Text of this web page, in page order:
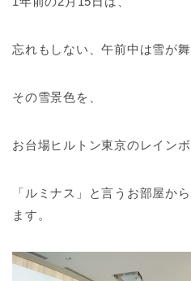
忘れもしない、午前中は雪が
その雪景色を、
お台場ヒルトン東京のレイン
「ルミナス」と言うお部屋か
ます。